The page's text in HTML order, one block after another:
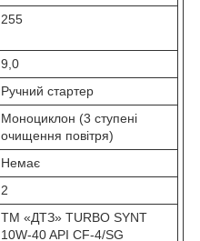
255
9,0
Ручний стартер
Моноциклон (3 ступені
очищення повітря)
Немає
2
ТМ «ДТЗ» TURBO SYNT
10W-40 API CF-4/SG